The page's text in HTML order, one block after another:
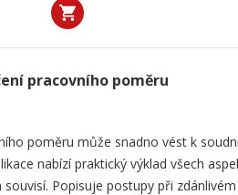
pracovního poměru
poměru může snadno vést k
nabízí praktický výklad všech
Popisuje postupy při zdánlivém